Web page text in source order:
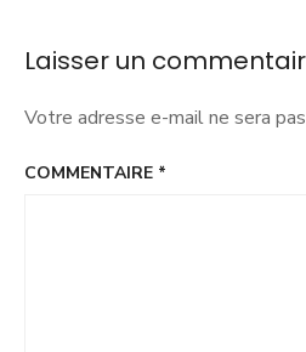
Laisser un
Votre adresse e-mail ne sera
COMMENTAIRE *